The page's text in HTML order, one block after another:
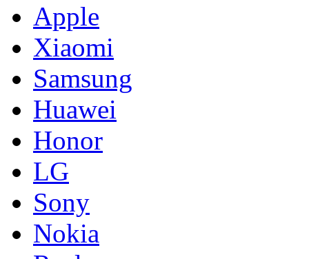
Apple
Xiaomi
Samsung
Huawei
Honor
LG
Sony
Nokia